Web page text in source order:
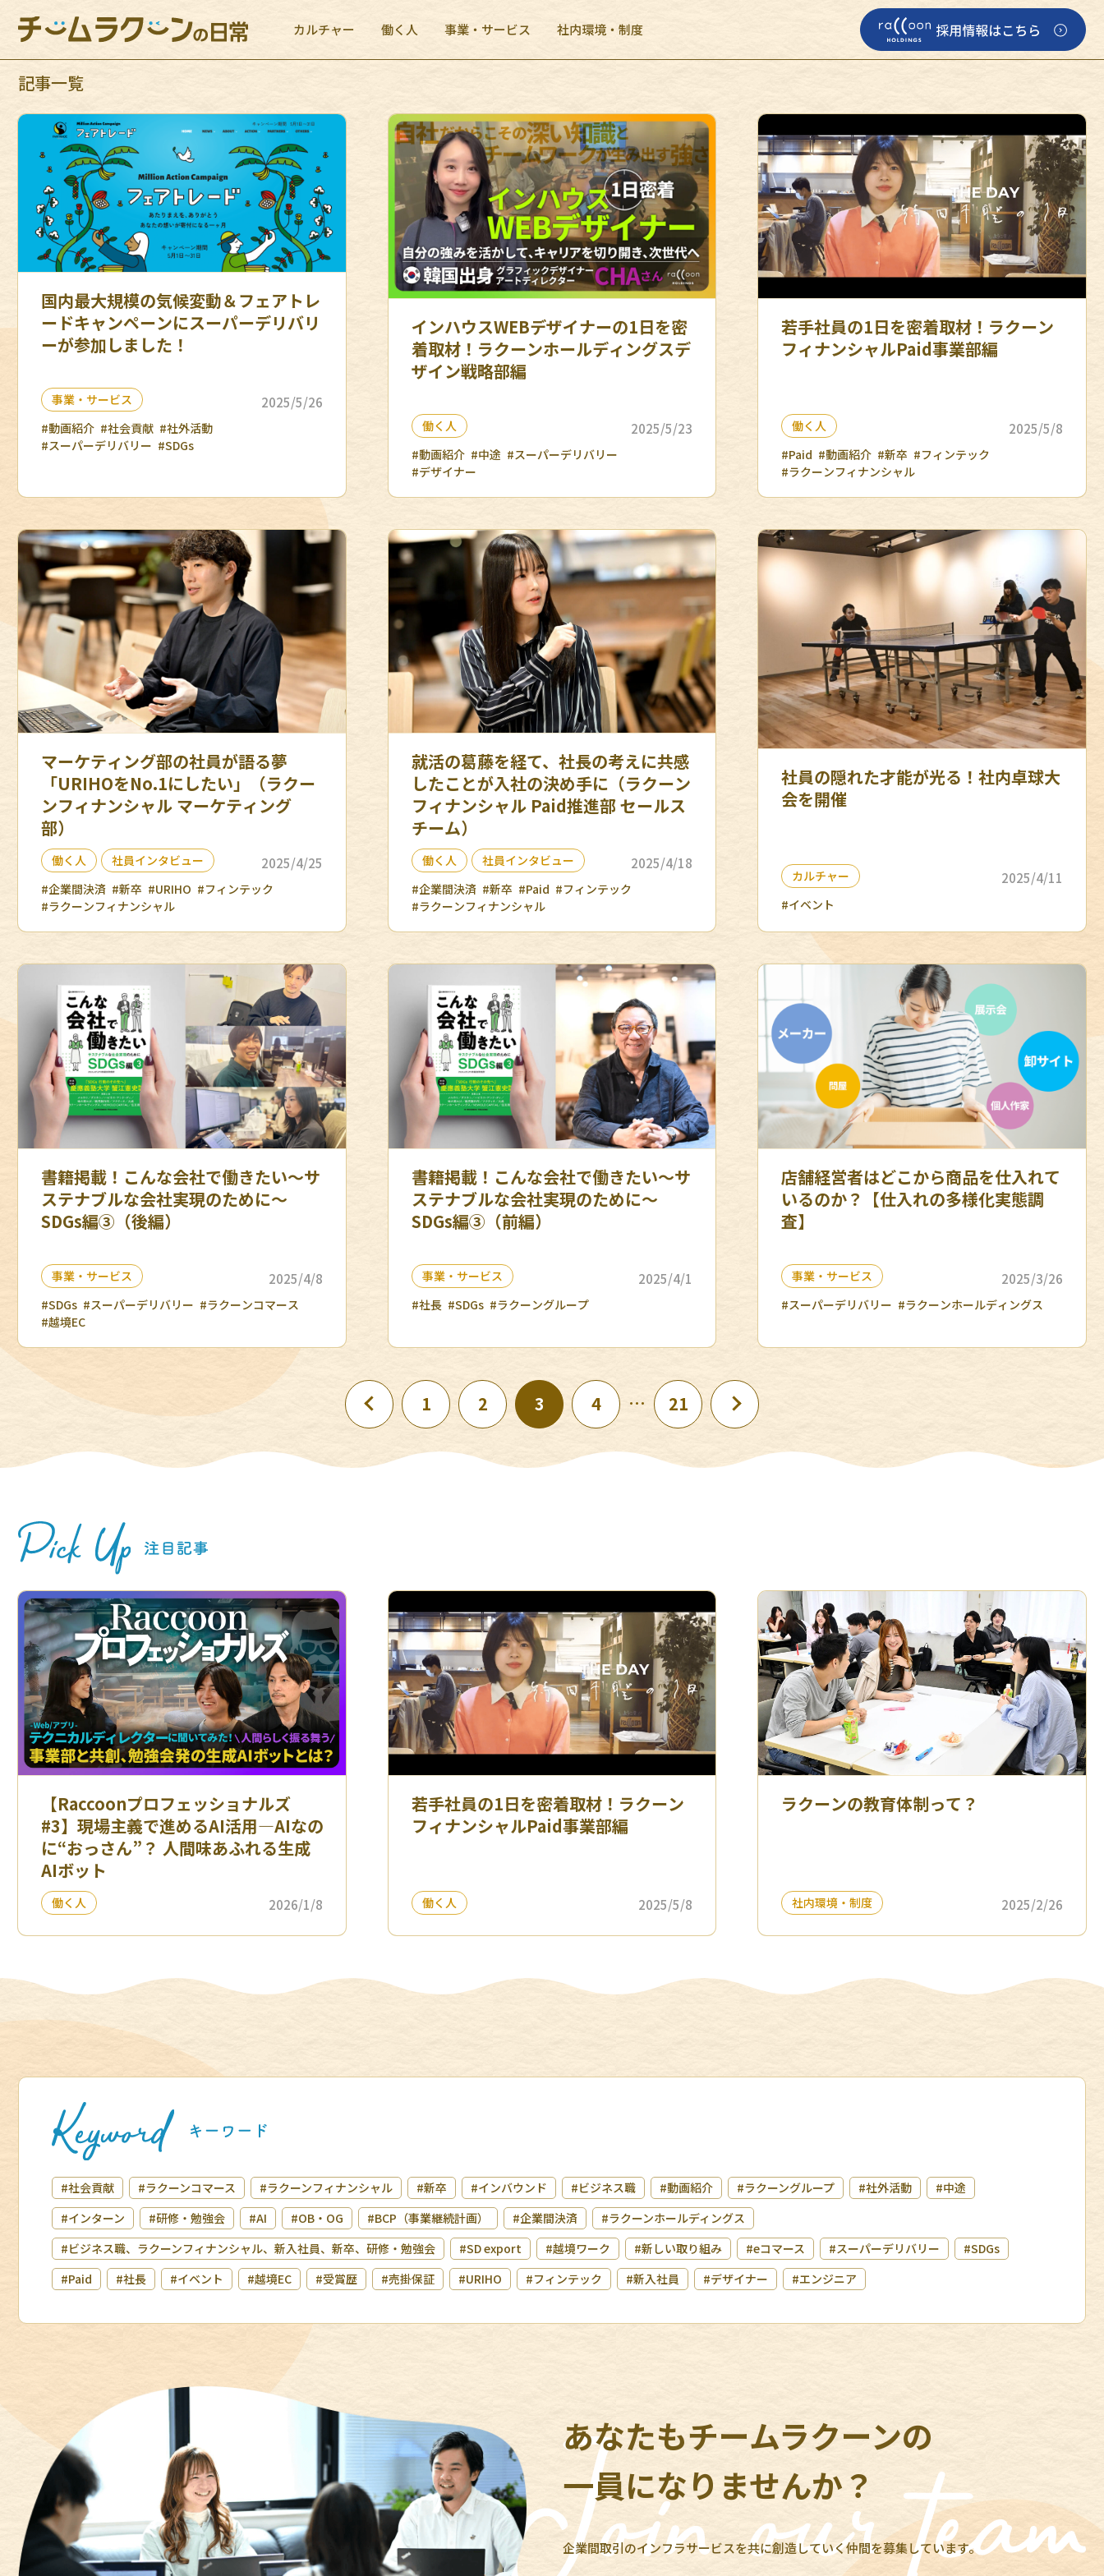
カルチャー 働く人 事業・サービス 社内環境・制度
記事一覧
国内最大規模の気候変動＆フェアトレ
ードキャンペーンにスーパーデリバリ
ーが参加しました！
事業・サービス 2025/5/26
#動画紹介 #社会貢献 #社外活動
#スーパーデリバリー #SDGs
インハウスWEBデザイナーの1日を密
着取材！ラクーンホールディングスデ
ザイン戦略部編
働く人 2025/5/23
#動画紹介 #中途 #スーパーデリバリー
#デザイナー
若手社員の1日を密着取材！ラクーン
フィナンシャルPaid事業部編
働く人 2025/5/8
#Paid #動画紹介 #新卒 #フィンテック
#ラクーンフィナンシャル
マーケティング部の社員が語る夢
「URIHOをNo.1にしたい」（ラクー
ンフィナンシャル マーケティング
部）
働く人 社員インタビュー 2025/4/25
#企業間決済 #新卒 #URIHO #フィンテック
#ラクーンフィナンシャル
就活の葛藤を経て、社長の考えに共感
したことが入社の決め手に（ラクーン
フィナンシャル Paid推進部 セールス
チーム）
働く人 社員インタビュー 2025/4/18
#企業間決済 #新卒 #Paid #フィンテック
#ラクーンフィナンシャル
社員の隠れた才能が光る！社内卓球大
会を開催
カルチャー 2025/4/11
#イベント
書籍掲載！こんな会社で働きたい〜サ
ステナブルな会社実現のために〜
SDGs編③（後編）
事業・サービス 2025/4/8
#SDGs #スーパーデリバリー #ラクーンコマース
#越境EC
書籍掲載！こんな会社で働きたい〜サ
ステナブルな会社実現のために〜
SDGs編③（前編）
事業・サービス 2025/4/1
#社長 #SDGs #ラクーングループ
店舗経営者はどこから商品を仕入れて
いるのか？【仕入れの多様化実態調
査】
事業・サービス 2025/3/26
#スーパーデリバリー #ラクーンホールディングス
1 2 3 4 … 21
【Raccoonプロフェッショナルズ
#3】現場主義で進めるAI活用—AIなの
に“おっさん”？ 人間味あふれる生成
AIボット
働く人 2026/1/8
若手社員の1日を密着取材！ラクーン
フィナンシャルPaid事業部編
働く人 2025/5/8
ラクーンの教育体制って？
社内環境・制度 2025/2/26
#社会貢献 #ラクーンコマース #ラクーンフィナンシャル #新卒 #インバウンド #ビジネス職 #動画紹介 #ラクーングループ #社外活動
#中途
#インターン
#研修・勉強会 #AI #OB・OG #BCP（事業継続計画） #企業間決済
#ラクーンホールディングス
#ビジネス職、ラクーンフィナンシャル、新入社員、新卒、研修・勉強会
#SD export #越境ワーク #新しい取り組み #eコマース #スーパーデリバリー
#SDGs
#Paid
#社長 #イベント #越境EC #受賞歴 #売掛保証 #URIHO #フィンテック #新入社員 #デザイナー #エンジニア
あなたもチームラクーンの
一員になりませんか？
企業間取引のインフラサービスを共に創造していく仲間を募集しています。